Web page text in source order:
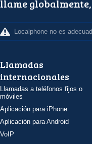
llame
Localphone no es
Llamadas
internacionales
Llamadas a teléfonos fijos o
móviles
Aplicación para iPhone
Aplicación para Android
VoIP